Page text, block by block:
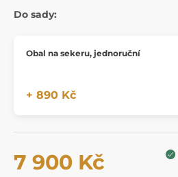
Do sady:
Obal na sekeru, jednoruční
+ 890 Kč
7 900 Kč